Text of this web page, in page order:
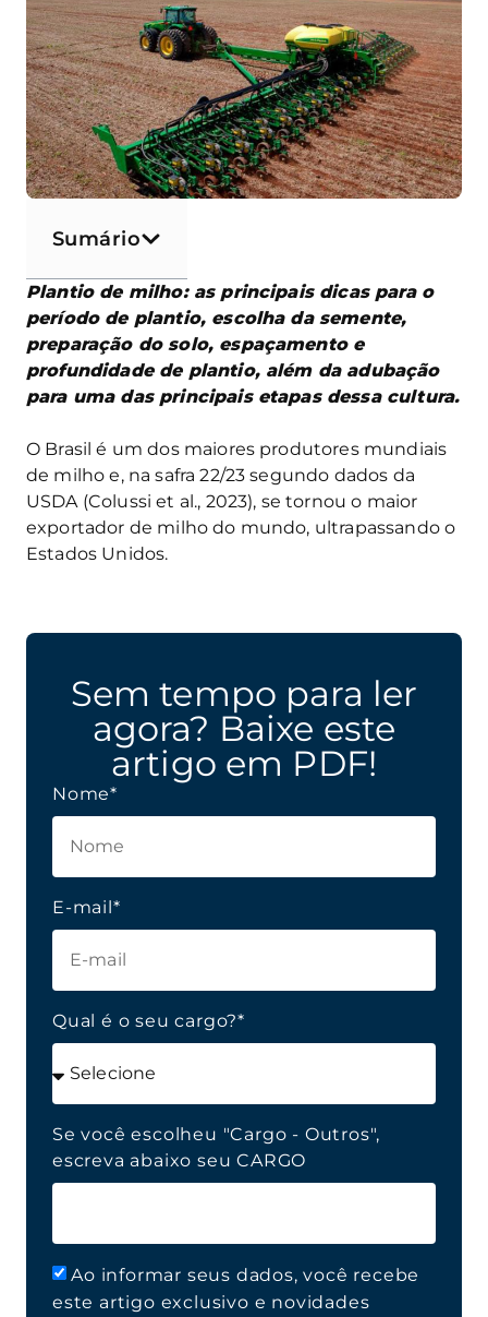
Sumário
Plantio de milho: as principais dicas para o
período de plantio, escolha da semente,
preparação do solo, espaçamento e
profundidade de plantio, além da adubação
para uma das principais etapas dessa cultura.
O Brasil é um dos maiores produtores mundiais
de milho e, na safra 22/23 segundo dados da
USDA (Colussi et al., 2023), se tornou o maior
exportador de milho do mundo, ultrapassando o
Estados Unidos.
Sem tempo para ler
agora? Baixe este
artigo em PDF!
Nome*
E-mail*
Qual é o seu cargo?*
Se você escolheu "Cargo - Outros",
escreva abaixo seu CARGO
Ao informar seus dados, você recebe
este artigo exclusivo e novidades